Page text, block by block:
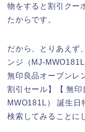
物をすると割引クー
たからです。
だから、とりあえず
ンジ（
無印良品オーブンレ
割引セール】【 無印
MWO181L） 誕生日
検索してみることに